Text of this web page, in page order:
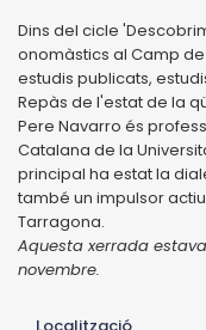
Dins del cicle
onomàstics al Camp
estudis publicats,
Repàs de l'estat de la
Pere Navarro és
Catalana de la
principal ha estat la
també un impulsor
Tarragona.
Aquesta xerrada
novembre.
Localització